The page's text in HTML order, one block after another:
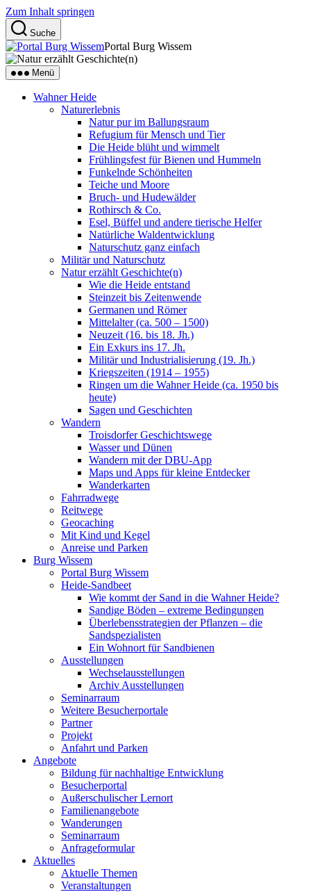
Zum Inhalt springen
Suche
Portal Burg Wissem
Menü
Wahner Heide
Naturerlebnis
Natur pur im Ballungsraum
Refugium für Mensch und Tier
Die Heide blüht und wimmelt
Frühlingsfest für Bienen und Hummeln
Funkelnde Schönheiten
Teiche und Moore
Bruch- und Hudewälder
Rothirsch & Co.
Esel, Büffel und andere tierische Helfer
Natürliche Waldentwicklung
Naturschutz ganz einfach
Militär und Naturschutz
Natur erzählt Geschichte(n)
Wie die Heide entstand
Steinzeit bis Zeitenwende
Germanen und Römer
Mittelalter (ca. 500 – 1500)
Neuzeit (16. bis 18. Jh.)
Ein Exkurs ins 17. Jh.
Militär und Industrialisierung (19. Jh.)
Kriegszeiten (1914 – 1955)
Ringen um die Wahner Heide (ca. 1950 bis
heute)
Sagen und Geschichten
Wandern
Troisdorfer Geschichtswege
Wasser und Dünen
Wandern mit der DBU-App
Maps und Apps für kleine Entdecker
Wanderkarten
Fahrradwege
Reitwege
Geocaching
Mit Kind und Kegel
Anreise und Parken
Burg Wissem
Portal Burg Wissem
Heide-Sandbeet
Wie kommt der Sand in die Wahner Heide?
Sandige Böden – extreme Bedingungen
Überlebensstrategien der Pflanzen – die
Sandspezialisten
Ein Wohnort für Sandbienen
Ausstellungen
Wechselausstellungen
Archiv Ausstellungen
Seminarraum
Weitere Besucherportale
Partner
Projekt
Anfahrt und Parken
Angebote
Bildung für nachhaltige Entwicklung
Besucherportal
Außerschulischer Lernort
Familienangebote
Wanderungen
Seminarraum
Anfrageformular
Aktuelles
Aktuelle Themen
Veranstaltungen